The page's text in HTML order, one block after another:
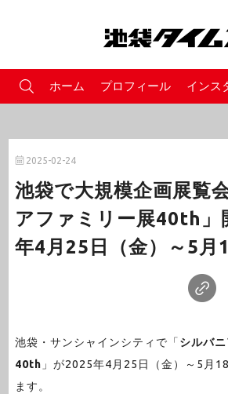
ホーム プロフィール インス
2025-02-24
池袋で大規模企画展覧
アファミリー展40th」
年4月25日（金）～5月
池袋・サンシャインシティで「 シルバ
40th 」が2025年4月25日（金）～5月
ます。